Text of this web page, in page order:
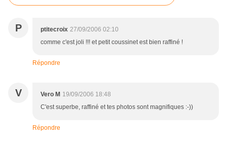
P ptitecroix 27/09/2006 02:10
comme c'est joli !!! et petit coussinet est bien raffiné !
Répondre
V Vero M 19/09/2006 18:48
C'est superbe, raffiné et tes photos sont magnifiques :-))
Répondre